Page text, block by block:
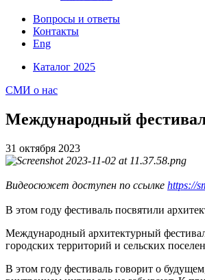
Вопросы и ответы
Контакты
Eng
Каталог 2025
СМИ о нас
Международный
31 октября 2023
Видеосюжет доступен по ссылке https://
В этом году фестиваль посвятили
Международный архитектурный
городских территорий и сельских
В этом году фестиваль говорит о